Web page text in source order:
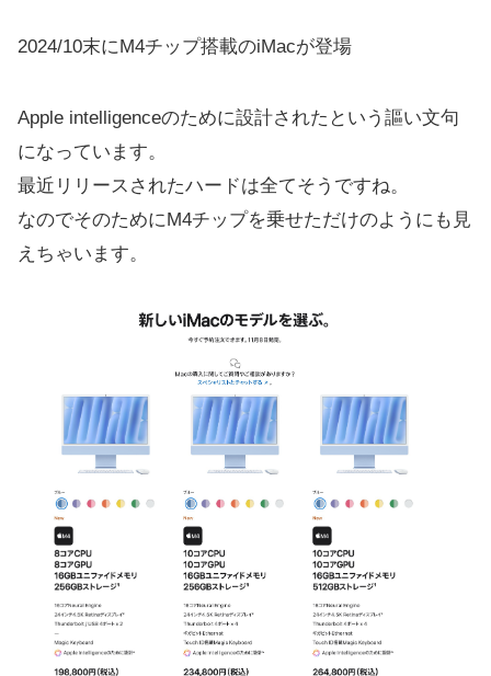
2024/10末にM4チップ搭載のiMacが登場
Apple intelligenceのために設計されたという謳い文句
になっています。
最近リリースされたハードは全てそうですね。
なのでそのためにM4チップを乗せただけのようにも見
えちゃいます。